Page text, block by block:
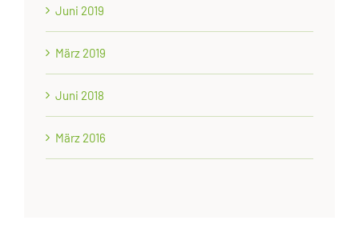
Juni 2019
März 2019
Juni 2018
März 2016